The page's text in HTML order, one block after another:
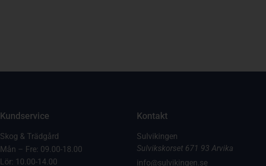
Kundservice
Skog & Trädgård
Mån – Fre: 09.00-18.00
Lör: 10.00-14.00
Kontakt
Sulvikingen
Sulvikskorset 671 93 Arvika
info@sulvikingen.se